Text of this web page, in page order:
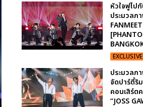
หัวใจฟูไป
ประมวลภ
EXCLUSIVE
ประมวลภ
จัดปาร์ตี้ริ
คอนเสิร์ต
“JOSS